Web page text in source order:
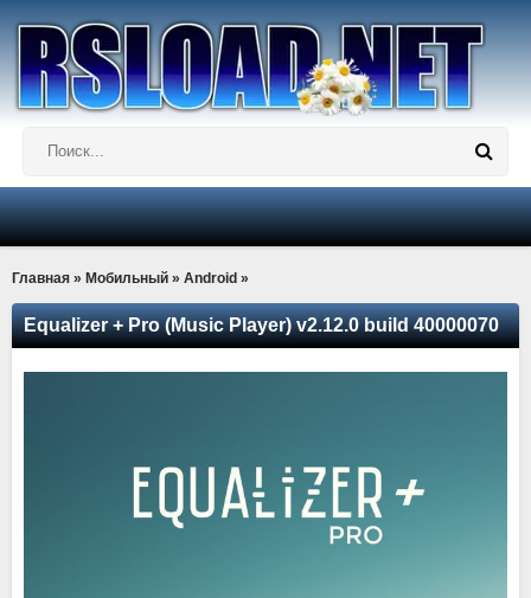
Главная » Мобильный » Android »
Equalizer + Pro (Music Player) v2.12.0 build 40000070